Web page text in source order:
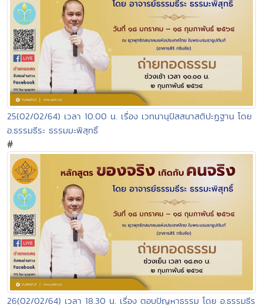
25(02/02/64) เวลา 10.00 น. เรื่อง เวทนานุปัสสนาสติปะฏฐาน โดย
อ.ธรรมธีระ ธรรมมะพิสุทธิ์
#
26(02/02/64) เวลา 18.30 น. เรื่อง ตอบปัญหาธรรม โดย อ.ธรรมธีร